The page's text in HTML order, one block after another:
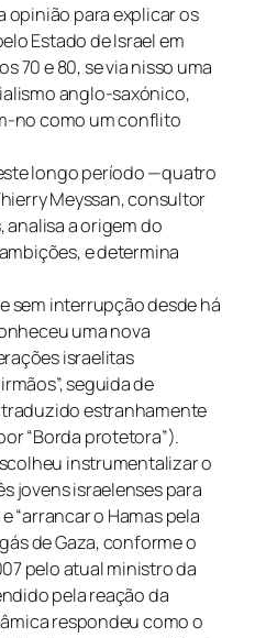
opinião para explicar os
Estado de Israel em
70 e 80, se via nisso uma
anglo-saxónico,
no como um conflito
longo período —quatro
Meyssan, consultor
analisa a origem do
e determina
sem interrupção desde há
uma nova
israelitas
seguida de
estranhamente
“Borda protetora”).
instrumentalizar o
jovens israelenses para
“arrancar o Hamas pela
de Gaza, conforme o
pelo atual ministro da
pela reação da
respondeu como o